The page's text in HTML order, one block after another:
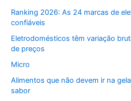
Ranking 2026: As 24 marcas de
confiáveis
Eletrodomésticos têm variação
de preços
Micro
Alimentos que não devem ir na
sabor